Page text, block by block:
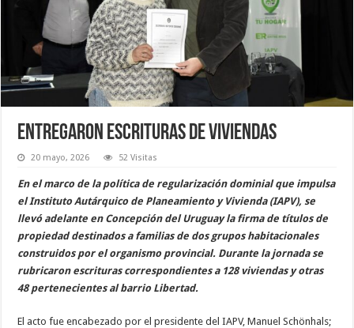
Entregaron escrituras de viviendas
20 mayo, 2026 52 Visitas
En el marco de la política de regularización dominial que impulsa
el Instituto Autárquico de Planeamiento y Vivienda (IAPV), se
llevó adelante en Concepción del Uruguay la firma de títulos de
propiedad destinados a familias de dos grupos habitacionales
construidos por el organismo provincial. Durante la jornada se
rubricaron escrituras correspondientes a 128 viviendas y otras
48 pertenecientes al barrio Libertad.
El acto fue encabezado por el presidente del IAPV, Manuel Schönhals;